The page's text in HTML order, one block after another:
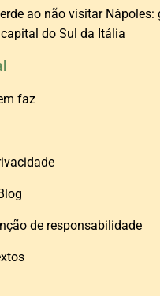
ao não visitar Nápoles:
do Sul da Itália
faz
de responsabilidade